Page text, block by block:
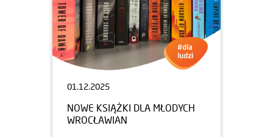
01.12.2025
NOWE KSIĄŻKI DLA MŁODYCH
WROCŁAWIAN